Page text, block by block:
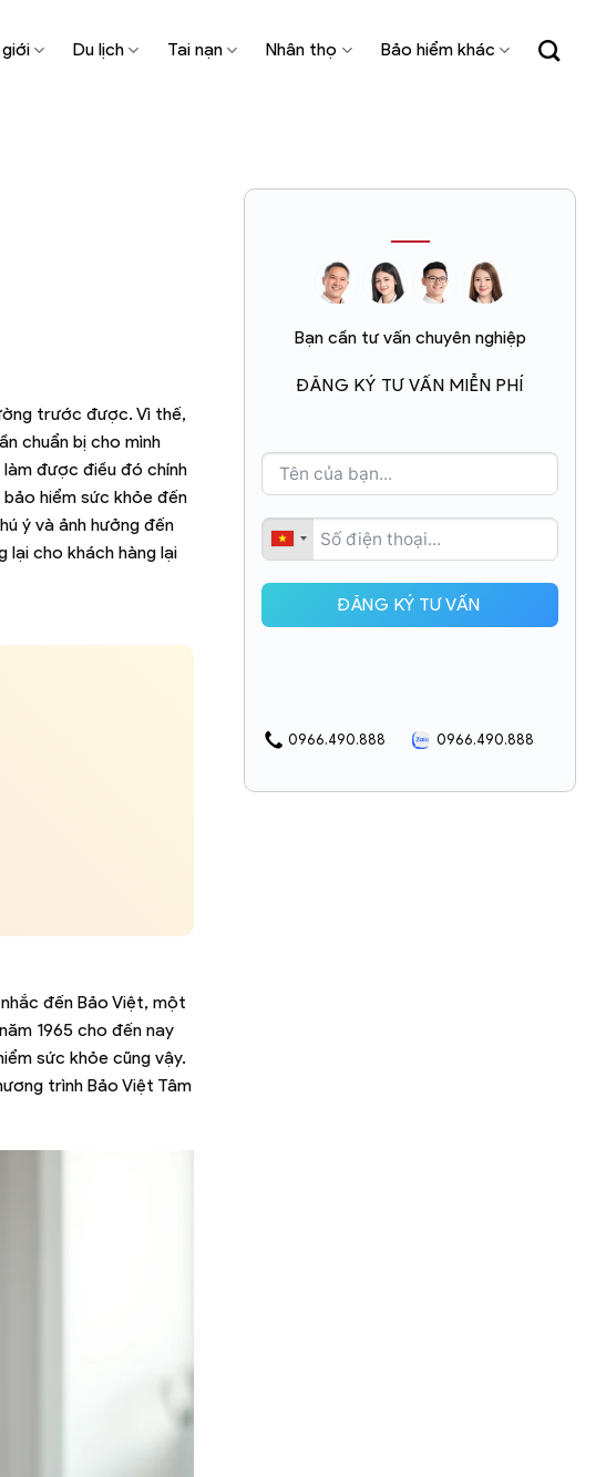
Du lịch Tai nạn Nhân thọ Bảo hiểm khác
trước được. Vì thế,
chuẩn bị cho mình
được điều đó chính
hiểm sức khỏe đến
ý và ảnh hưởng đến
lại cho khách hàng lại
đến Bảo Việt, một
1965 cho đến nay
sức khỏe cũng vậy.
trình Bảo Việt Tâm
Bạn cần tư vấn chuyên nghiệp
ĐĂNG KÝ TƯ VẤN MIỄN PHÍ
ĐĂNG KÝ TƯ VẤN
0966.490.888 0966.490.888